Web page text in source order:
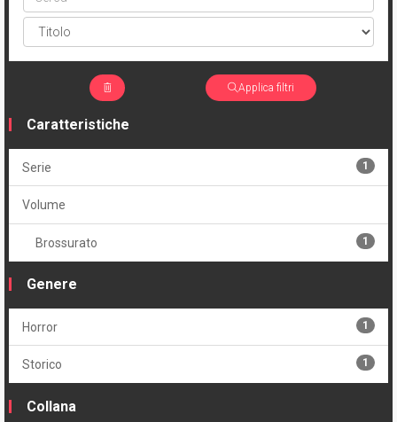
Applica filtri
Caratteristiche
Serie 1
Volume
Brossurato 1
Genere
Horror 1
Storico 1
Collana